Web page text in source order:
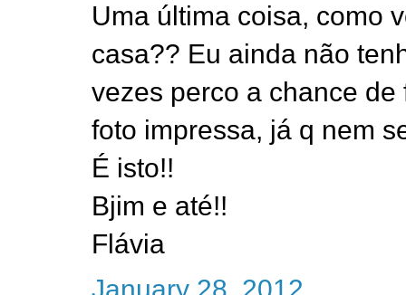
Uma última coisa, como
casa?? Eu ainda não
vezes perco a chance
foto impressa, já q nem
É isto!!
Bjim e até!!
Flávia